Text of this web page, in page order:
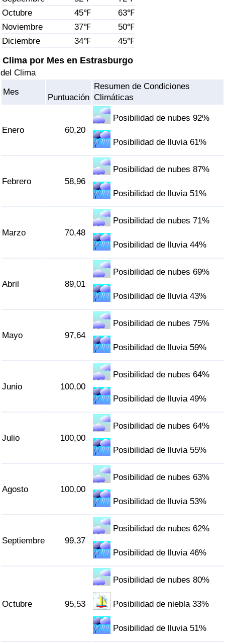
Octubre
45℉
63℉
Noviembre
37℉
50℉
Diciembre
34℉ 45℉
Clima por Mes en Estrasburgo
del Clima
Mes
Puntuación
Resumen de Condiciones
Climáticas
Enero 60,20
Posibilidad de nubes 92%
Posibilidad de lluvia 61%
Febrero 58,96
Posibilidad de nubes 87%
Posibilidad de lluvia 51%
Marzo 70,48
Posibilidad de nubes 71%
Posibilidad de lluvia 44%
Abril 89,01
Posibilidad de nubes 69%
Posibilidad de lluvia 43%
Mayo 97,64
Posibilidad de nubes 75%
Posibilidad de lluvia 59%
Junio 100,00
Posibilidad de nubes 64%
Posibilidad de lluvia 49%
Julio 100,00
Posibilidad de nubes 64%
Posibilidad de lluvia 55%
Agosto 100,00
Posibilidad de nubes 63%
Posibilidad de lluvia 53%
Septiembre 99,37
Posibilidad de nubes 62%
Posibilidad de lluvia 46%
Octubre 95,53
Posibilidad de nubes 80%
Posibilidad de niebla 33%
Posibilidad de lluvia 51%
Índice de criminalidad por país
Sanidad
Índice de Sanidad (Actual)
Índice de Sanidad por País
Contaminación
Índice de Contaminación (Actual)
Índice de contaminación
Índice de Contaminación por País
Tráfico
Índice de Tráfico (Actual)
Índice de Tráfico por País